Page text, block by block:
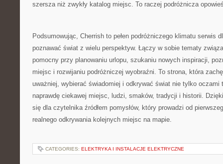
szersza niż zwykły katalog miejsc. To raczej podróżnicza
Podsumowując, Cherrish to pełen podróżniczego klimatu serwis
poznawać świat z wielu perspektyw. Łączy w sobie tematy
pomocny przy planowaniu urlopu, szukaniu nowych inspiracji,
miejsc i rozwijaniu podróżniczej wyobraźni. To strona, która
uważniej, wybierać świadomiej i odkrywać świat nie tylko oczami
naprawdę ciekawej miejsc, ludzi, smaków, tradycji i historii.
się dla czytelnika źródłem pomysłów, który prowadzi od
realnego odkrywania kolejnych miejsc na mapie.
CATEGORIES: ELEKTRYKA I INSTALACJE ELEKTRYCZNE